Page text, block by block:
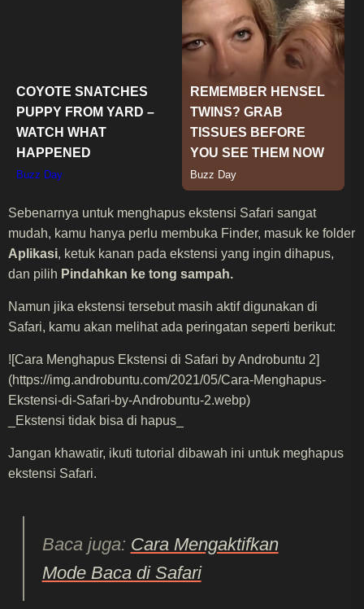
Sebenarnya untuk menghapus ekstensi Safari sangat
mudah, kamu hanya perlu membuka Finder, masuk ke folder
Aplikasi, ketuk kanan pada ekstensi yang ingin dihapus,
dan pilih Pindahkan ke tong sampah.
Namun jika ekstensi tersebut masih aktif digunakan di
Safari, kamu akan melihat ada peringatan seperti berikut:
![Cara Menghapus Ekstensi di Safari by Androbuntu 2]
(https://img.androbuntu.com/2021/05/Cara-Menghapus-
Ekstensi-di-Safari-by-Androbuntu-2.webp)
_Ekstensi tidak bisa di hapus_
Jangan khawatir, ikuti tutorial dibawah ini untuk meghapus
ekstensi Safari.
Baca juga: Cara Mengaktifkan
Mode Baca di Safari